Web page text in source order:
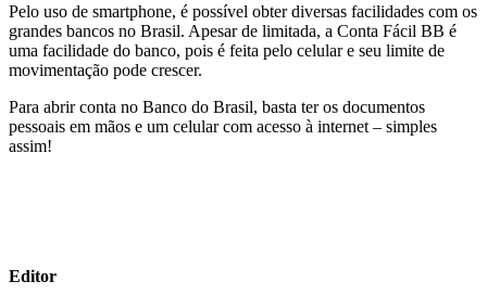
Pelo uso de smartphone, é possível obter diversas facilidades com os
grandes bancos no Brasil. Apesar de limitada, a Conta Fácil BB é
uma facilidade do banco, pois é feita pelo celular e seu limite de
movimentação pode crescer.
Para abrir conta no Banco do Brasil, basta ter os documentos
pessoais em mãos e um celular com acesso à internet – simples
assim!
Editor